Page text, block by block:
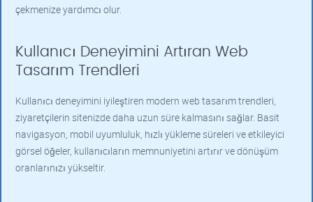
çekmenize yardımcı olur.
Kullanıcı Deneyimini Artıran Web
Tasarım Trendleri
Kullanıcı deneyimini iyileştiren modern web tasarım trendleri,
ziyaretçilerin sitenizde daha uzun süre kalmasını sağlar. Basit
navigasyon, mobil uyumluluk, hızlı yükleme süreleri ve etkileyici
görsel öğeler, kullanıcıların memnuniyetini artırır ve dönüşüm
oranlarınızı yükseltir.